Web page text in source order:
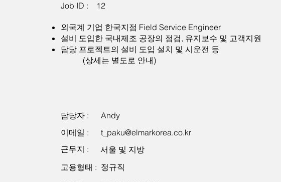
Job ID : 12
외국계 기업 한국지점 Field Service Engineer
설비 도입한 국내제조 공장의 점검, 유지보수 및 고객지원
담당 프로젝트의 설비 도입 설치 및 시운전 등
(상세는 별도로 안내)
담당자 :
이메일 :
근무지 :
고용형태 :
Andy
t_paku@elmarkorea.co.kr
서울 및 지방
정규직